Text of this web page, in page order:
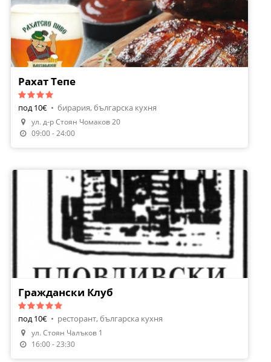
Рахат Тепе
под 10€ • бирария, българска кухня
ул. д-р Стоян Чомаков 20
09:00 - 24:00
Граждански Клуб
под 10€ • ресторант, българска кухня
ул. Стоян Чалъков 1
16:00 - 23:30